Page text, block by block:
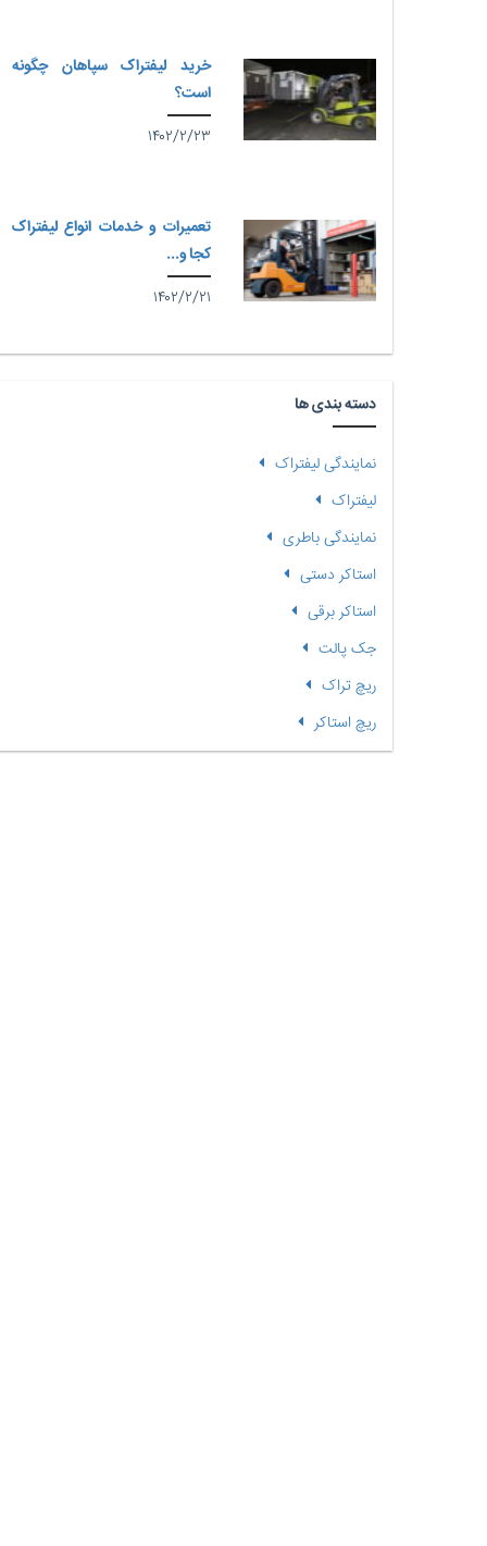
خرید لیفتراک سپاهان چگونه
است؟
۱۴۰۲/۲/۲۳
تعمیرات و خدمات انواع لیفتراک
کجا و...
۱۴۰۲/۲/۲۱
دسته بندی ها
نمایندگی لیفتراک
لیفتراک
نمایندگی باطری
استاکر دستی
استاکر برقی
جک پالت
ریچ تراک
ریچ استاکر